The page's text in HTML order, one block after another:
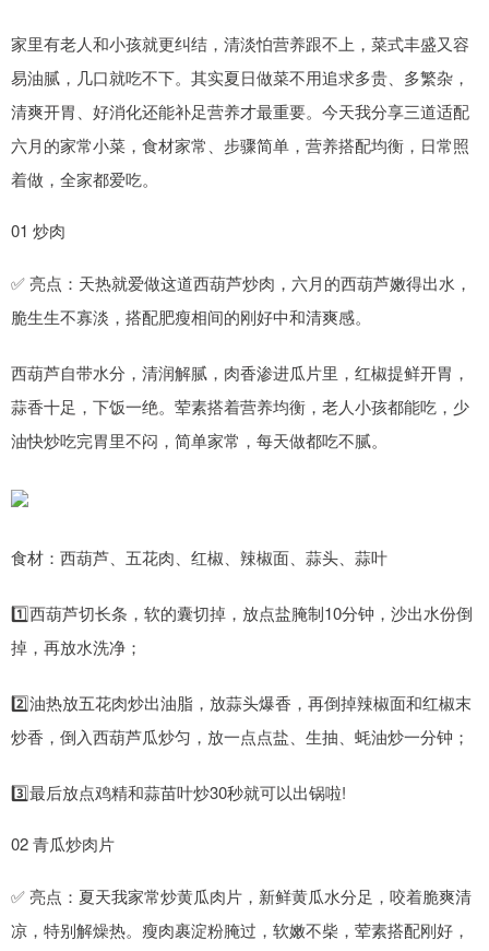
家里有老人和小孩就更纠结，清淡怕营养跟不上，菜式丰盛又容
易油腻，几口就吃不下。其实夏日做菜不用追求多贵、多繁杂，
清爽开胃、好消化还能补足营养才最重要。今天我分享三道适配
六月的家常小菜，食材家常、步骤简单，营养搭配均衡，日常照
着做，全家都爱吃。
01 炒肉
✅ 亮点：天热就爱做这道西葫芦炒肉，六月的西葫芦嫩得出水，
脆生生不寡淡，搭配肥瘦相间的刚好中和清爽感。
西葫芦自带水分，清润解腻，肉香渗进瓜片里，红椒提鲜开胃，
蒜香十足，下饭一绝。荤素搭着营养均衡，老人小孩都能吃，少
油快炒吃完胃里不闷，简单家常，每天做都吃不腻。
食材：西葫芦、五花肉、红椒、辣椒面、蒜头、蒜叶
1️⃣西葫芦切长条，软的囊切掉，放点盐腌制10分钟，沙出水份倒
掉，再放水洗净；
2️⃣油热放五花肉炒出油脂，放蒜头爆香，再倒掉辣椒面和红椒末
炒香，倒入西葫芦瓜炒匀，放一点点盐、生抽、蚝油炒一分钟；
3️⃣最后放点鸡精和蒜苗叶炒30秒就可以出锅啦!
02 青瓜炒肉片
✅ 亮点：夏天我家常炒黄瓜肉片，新鲜黄瓜水分足，咬着脆爽清
凉，特别解燥热。瘦肉裹淀粉腌过，软嫩不柴，荤素搭配刚好，